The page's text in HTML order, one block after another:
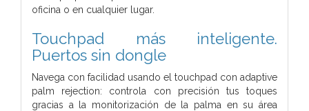
oficina o en cualquier lugar.
Touchpad más inteligente.
Puertos sin dongle
Navega con facilidad usando el touchpad con adaptive
palm rejection: controla con precisión tus toques
gracias a la monitorización de la palma en su área